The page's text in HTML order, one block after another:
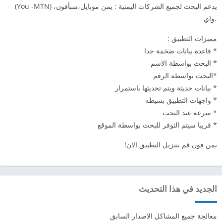
يدعم البحث لجميع الشركات اليمنية : يمن موبايل،سبأفون، (You -MTN)
،واي
مميزات التطبيق :
* قاعدة بيانات ضخمة جدا
* البحث بواسطة الاسم
*البحث بواسطة الرقم
* بيانات حديثة ويتم تحديثها باستمرار
* واجهات التطبيق بسيطه
* سرعة عند البحث
* قريبا سيتم التوفر للبحث بواسطة الموقع
يمن فون قم بتنزيل التطبيق الان!
الجديد في هذا التحديث
معالجة جميع المشاكل الاصدار السابق